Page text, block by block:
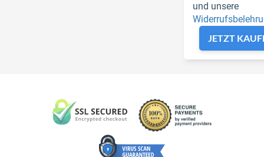
und unsere
JETZT